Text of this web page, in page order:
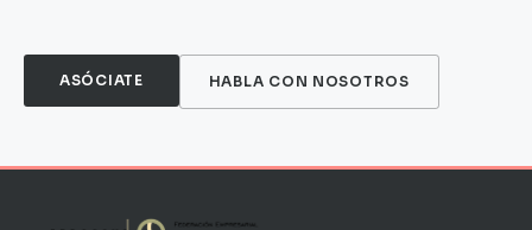
ASÓCIATE HABLA CON NOSOTROS